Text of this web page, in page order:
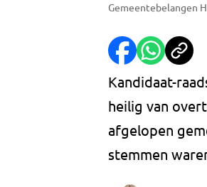
Gemeentebelangen
Kandidaat-
heilig van
afgelopen
stemmen